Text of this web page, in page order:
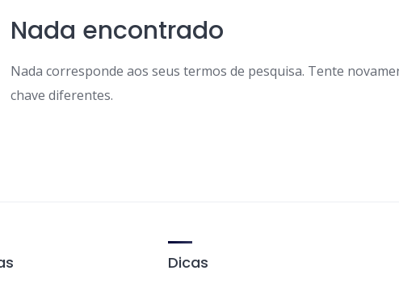
Nada encontrado
Nada corresponde aos seus termos de pesquisa. Tente
chave diferentes.
Dicas